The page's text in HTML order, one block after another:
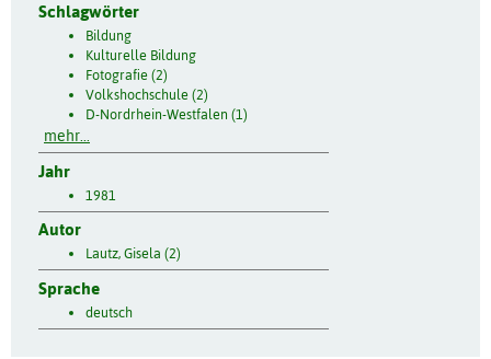
Schlagwörter
Bildung
Kulturelle Bildung
Fotografie (2)
Volkshochschule (2)
D-Nordrhein-Westfalen (1)
mehr...
Jahr
1981
Autor
Lautz, Gisela (2)
Sprache
deutsch